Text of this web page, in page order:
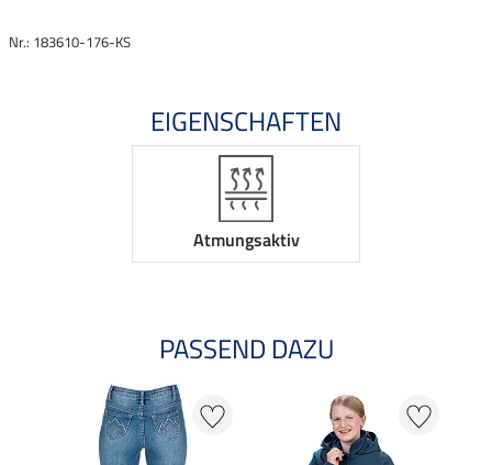
Nr.: 183610-176-KS
EIGENSCHAFTEN
Atmungsaktiv
PASSEND DAZU